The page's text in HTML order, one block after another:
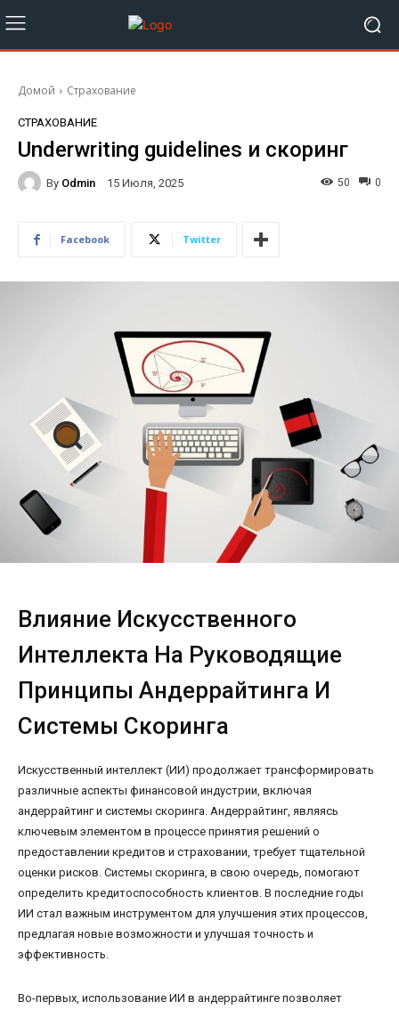
Домой Страхование
СТРАХОВАНИЕ
Underwriting guidelines и скоринг
By Odmin 15 Июля, 2025 0
50
Facebook Twitter
Влияние Искусственного
Интеллекта На Руководящие
Принципы Андеррайтинга И
Системы Скоринга
Искусственный интеллект (ИИ) продолжает трансформировать
различные аспекты финансовой индустрии, включая
андеррайтинг и системы скоринга. Андеррайтинг, являясь
ключевым элементом в процессе принятия решений о
предоставлении кредитов и страховании, требует тщательной
оценки рисков. Системы скоринга, в свою очередь, помогают
определить кредитоспособность клиентов. В последние годы
ИИ стал важным инструментом для улучшения этих процессов,
предлагая новые возможности и улучшая точность и
эффективность.
Во-первых, использование ИИ в андеррайтинге позволяет